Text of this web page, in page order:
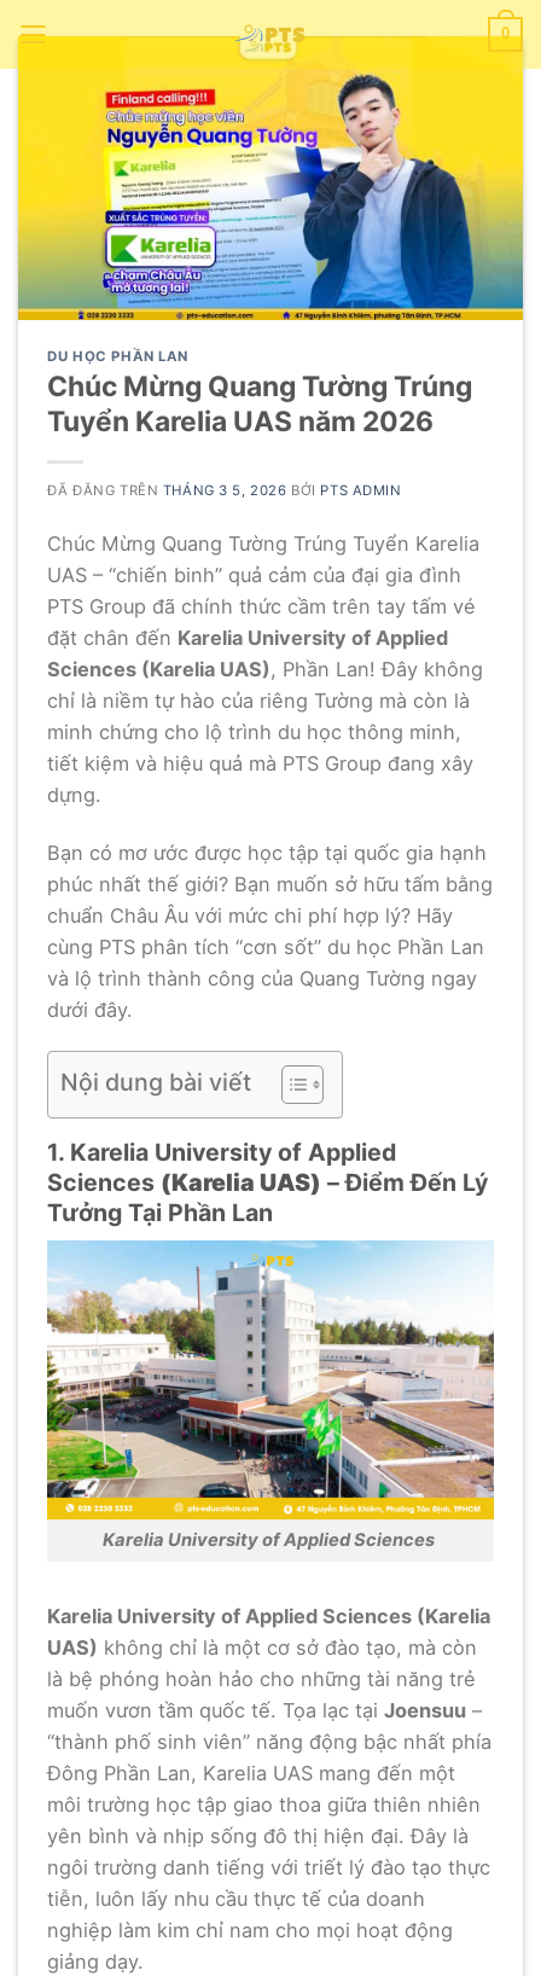
0
DU HỌC PHẦN LAN
Chúc Mừng Quang Tường Trúng
Tuyển Karelia UAS năm 2026
ĐÃ ĐĂNG TRÊN THÁNG 3 5, 2026 BỞI PTS ADMIN
Chúc Mừng Quang Tường Trúng Tuyển Karelia
UAS – “chiến binh” quả cảm của đại gia đình
PTS Group đã chính thức cầm trên tay tấm vé
đặt chân đến Karelia University of Applied
Sciences (Karelia UAS), Phần Lan! Đây không
chỉ là niềm tự hào của riêng Tường mà còn là
minh chứng cho lộ trình du học thông minh,
tiết kiệm và hiệu quả mà PTS Group đang xây
dựng.
Bạn có mơ ước được học tập tại quốc gia hạnh
phúc nhất thế giới? Bạn muốn sở hữu tấm bằng
chuẩn Châu Âu với mức chi phí hợp lý? Hãy
cùng PTS phân tích “cơn sốt” du học Phần Lan
và lộ trình thành công của Quang Tường ngay
dưới đây.
Nội dung bài viết
1. Karelia University of Applied
Sciences (Karelia UAS) – Điểm Đến Lý
Tưởng Tại Phần Lan
Karelia University of Applied Sciences
Karelia University of Applied Sciences (Karelia
UAS) không chỉ là một cơ sở đào tạo, mà còn
là bệ phóng hoàn hảo cho những tài năng trẻ
muốn vươn tầm quốc tế. Tọa lạc tạiJoensuu –
“thành phố sinh viên” năng động bậc nhất phía
Đông Phần Lan, Karelia UAS mang đến một
môi trường học tập giao thoa giữa thiên nhiên
yên bình và nhịp sống đô thị hiện đại. Đây là
ngôi trường danh tiếng với triết lý đào tạo thực
tiễn, luôn lấy nhu cầu thực tế của doanh
nghiệp làm kim chỉ nam cho mọi hoạt động
giảng dạy.